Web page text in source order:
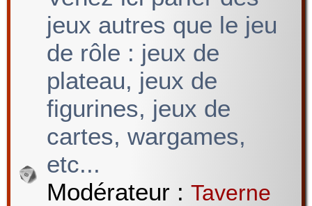
jeux autres que le jeu
de rôle : jeux de
plateau, jeux de
figurines, jeux de
cartes, wargames,
etc...
Modérateur : Taverne